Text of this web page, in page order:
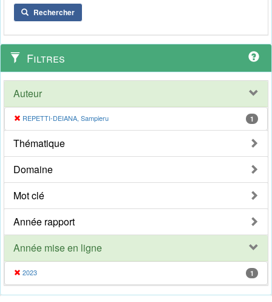
Rechercher
Filtres
Auteur
REPETTI-DEIANA, Sampieru 1
Thématique
Domaine
Mot clé
Année rapport
Année mise en ligne
2023 1